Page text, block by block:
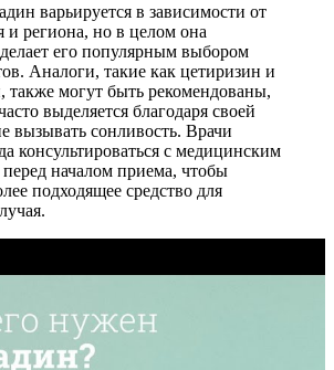
варьируется в зависимости от
и региона, но в целом она
его популярным выбором
Аналоги, такие как цетиризин и
также могут быть рекомендованы,
выделяется благодаря своей
вызывать сонливость. Врачи
консультироваться с медицинским
началом приема, чтобы
подходящее средство для